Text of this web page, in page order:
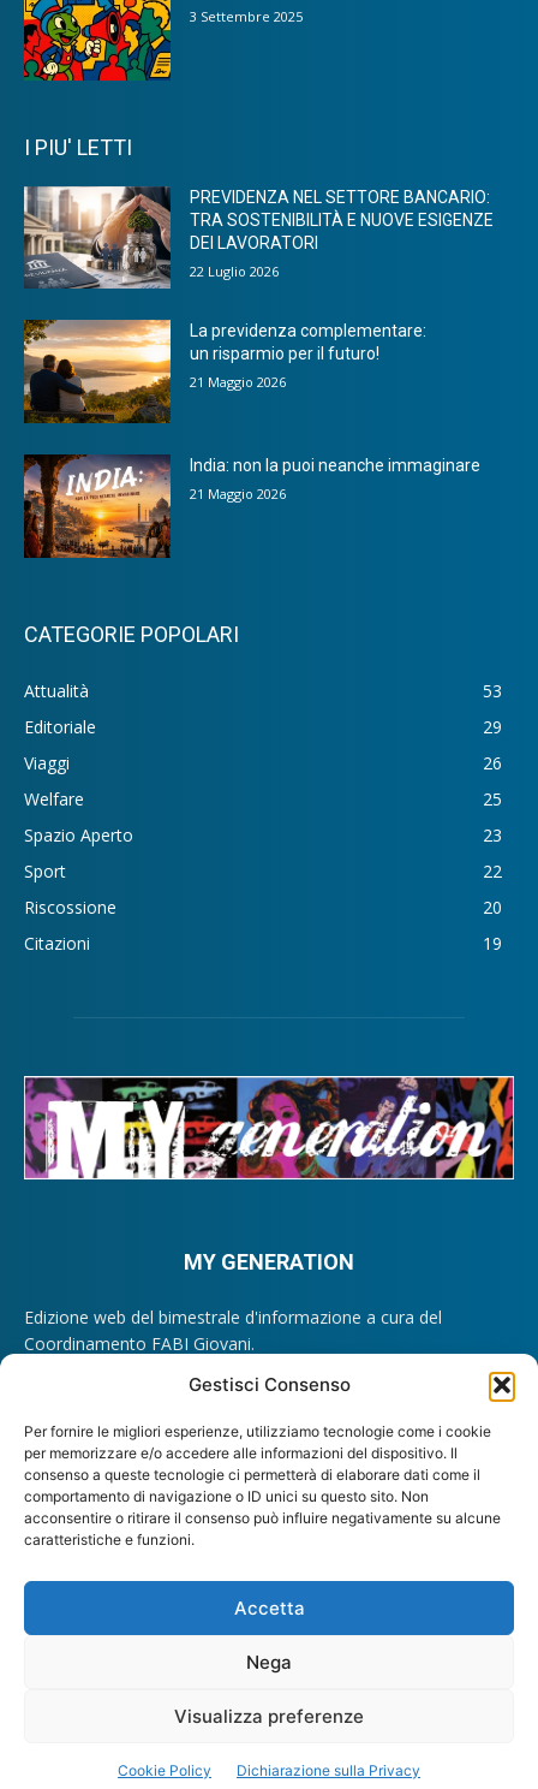
Gestisci Consenso
Per fornire le migliori esperienze, utilizziamo tecnologie come i cookie
per memorizzare e/o accedere alle informazioni del dispositivo. Il
consenso a queste tecnologie ci permetterà di elaborare dati come il
comportamento di navigazione o ID unici su questo sito. Non
acconsentire o ritirare il consenso può influire negativamente su alcune
caratteristiche e funzioni.
Accetta
Nega
Visualizza preferenze
Cookie Policy Dichiarazione sulla Privacy
3 Settembre 2025
I PIU' LETTI
PREVIDENZA NEL SETTORE BANCARIO:
TRA SOSTENIBILITÀ E NUOVE ESIGENZE
DEI LAVORATORI
22 Luglio 2026
La previdenza complementare:
un risparmio per il futuro!
21 Maggio 2026
India: non la puoi neanche immaginare
21 Maggio 2026
CATEGORIE POPOLARI
Attualità
53
Editoriale
29
Viaggi
26
Welfare
25
Spazio Aperto
23
Sport
22
Riscossione
20
Citazioni
19
MY GENERATION
Edizione web del bimestrale d'informazione a cura del
Coordinamento FABI Giovani.
Direttore Responsabile: Lando Maria Sileoni
Contattaci:giovani@fabi.it
© 2025 My Generation FABI
Cookie Policy (UE) Dichiarazione sulla Privacy (UE)